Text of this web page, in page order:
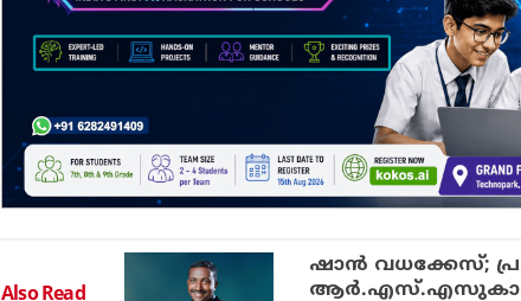
Also Read
ഷാന്‍ വധക്കേസ്;